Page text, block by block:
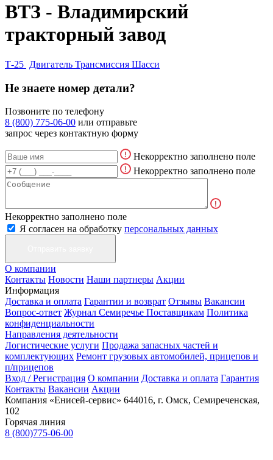
ВТЗ - Владимирский
тракторный завод
Т-25 Двигатель Трансмиссия Шасси
Не знаете номер детали?
Позвоните по телефону
8 (800) 775-06-00 или отправьте
запрос через контактную форму
Некорректно заполнено поле
Некорректно заполнено поле
Некорректно заполнено поле
Я согласен на обработку персональных данных
О компании
Контакты Новости Наши партнеры Акции
Информация
Доставка и оплата Гарантии и возврат Отзывы Вакансии
Вопрос-ответ Журнал Семиречье Поставщикам Политика
конфиденциальности
Направления деятельности
Логистические услуги Продажа запасных частей и
комплектующих Ремонт грузовых автомобилей, прицепов и
п/прицепов
Вход / Регистрация О компании Доставка и оплата Гарантия
Контакты Вакансии Акции
Компания «Енисей-сервис» 644016, г. Омск, Семиреченская,
102
Горячая линия
8 (800)775-06-00